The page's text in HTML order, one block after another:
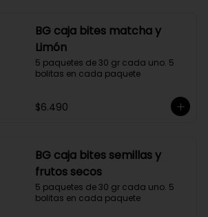
BG caja bites matcha y
Limón
5 paquetes de 30 gr cada uno. 5
bolitas en cada paquete
$6.490
BG caja bites semillas y
frutos secos
5 paquetes de 30 gr cada uno. 5
bolitas en cada paquete